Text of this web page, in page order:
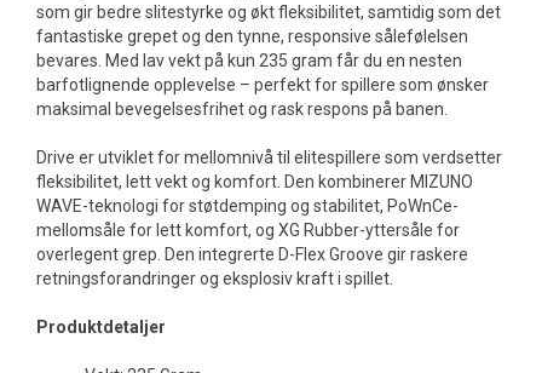
som gir bedre slitestyrke og økt fleksibilitet, samtidig som det
fantastiske grepet og den tynne, responsive sålefølelsen
bevares. Med lav vekt på kun 235 gram får du en nesten
barfotlignende opplevelse – perfekt for spillere som ønsker
maksimal bevegelsesfrihet og rask respons på banen.
Drive er utviklet for mellomnivå til elitespillere som verdsetter
fleksibilitet, lett vekt og komfort. Den kombinerer MIZUNO
WAVE-teknologi for støtdemping og stabilitet, PoWnCe-
mellomsåle for lett komfort, og XG Rubber-yttersåle for
overlegent grep. Den integrerte D-Flex Groove gir raskere
retningsforandringer og eksplosiv kraft i spillet.
Produktdetaljer